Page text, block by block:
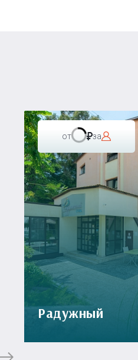
от за
Радужный